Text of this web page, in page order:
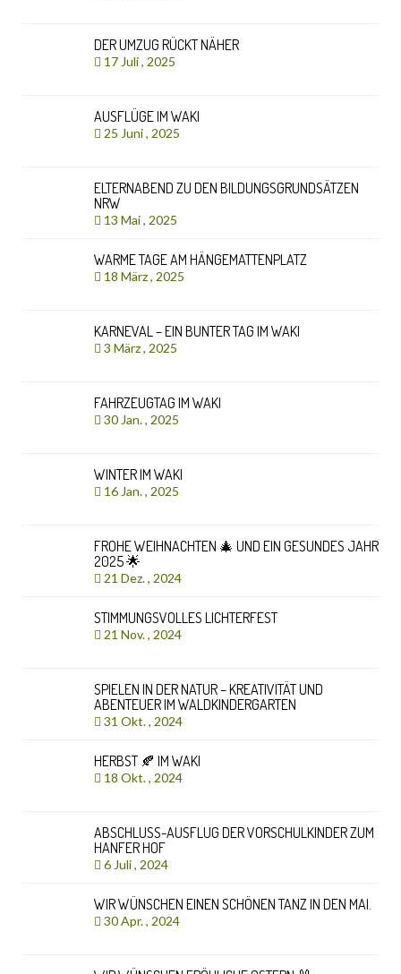
DER UMZUG RÜCKT NÄHER
17 Juli , 2025
AUSFLÜGE IM WAKI
25 Juni , 2025
ELTERNABEND ZU DEN BILDUNGSGRUNDSÄTZEN
NRW
13 Mai , 2025
WARME TAGE AM HÄNGEMATTENPLATZ
18 März , 2025
KARNEVAL – EIN BUNTER TAG IM WAKI
3 März , 2025
FAHRZEUGTAG IM WAKI
30 Jan. , 2025
WINTER IM WAKI
16 Jan. , 2025
FROHE WEIHNACHTEN 🎄 UND EIN GESUNDES JAHR
2025 🌟
21 Dez. , 2024
STIMMUNGSVOLLES LICHTERFEST
21 Nov. , 2024
SPIELEN IN DER NATUR – KREATIVITÄT UND
ABENTEUER IM WALDKINDERGARTEN
31 Okt. , 2024
HERBST 🍂 IM WAKI
18 Okt. , 2024
ABSCHLUSS-AUSFLUG DER VORSCHULKINDER ZUM
HANFER HOF
6 Juli , 2024
WIR WÜNSCHEN EINEN SCHÖNEN TANZ IN DEN MAI.
30 Apr. , 2024